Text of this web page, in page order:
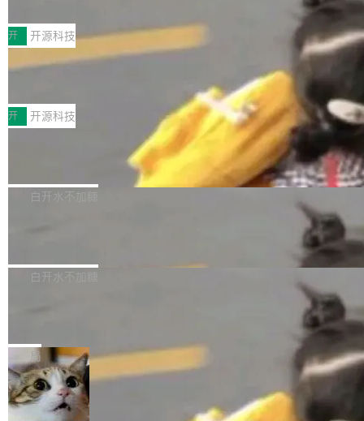
不完。」5T 来自免费额度，3T 来自 Go...
ve JH71XX 的设备，例如 VisionFive 2、PINE
64 STAR64，以及 QEMU。 增强了对 POSIX.1
-2024 和 C23 编程接口标准的兼容性。 compat
_linux(8) 增强了对 Linux 系统调用的支持，包
括 epoll（围绕 kqueue 实现）、POSIX 消息队
列、...
案
享会在上海举办。鸿蒙生态的全场景智慧营销平
台鲸鸿动能协同华为游戏中心，面向游戏行业开
发者及生态伙伴，系统呈现了平台在游戏领域的
完整能力版图——从IAP高价值用户的全周期经
营、到IAA游戏的“买变一体”正循环、再到联运与
广告协同的全链路经营闭环，以及面向全球市场
的出海增长布局。 华为终端云业务商业化销售负
责人在开场致辞中表示，游戏开发者的核心诉求
已不再是“多一个投放渠道”，而是一套能够持续
高质量游戏...
开 开源科技
技嘉X3D系列再添新成员 B850 AORU
面向AMD Ryzen X3D处理器玩家，技嘉X3D系
列主板阵容迎来新成员——B850 AORUS ELITE
X3D。作为面向主流高性能平台打造的全新主板
产品，B850 AORUS ELITE X3D延续技嘉在X3
D平台优化上的技术积累，旨在为游戏玩家带来
更稳定、更高效的装机选择。 B850 AORUS ELI
式2.0，可根据不同使用场景释放处理器潜力，
开 开源科技
Zadig v5.0 发布：AI 发布专员与 AI 审
我们团队这几天最大的卡点不是 AI 写得不够
好，是 AI 写得太好了。 好到审查排期从两天的
过 1528 名开发者，85% 说 AI 把瓶颈从写代码
白开水不加糖
数据库，有一个图形后端。作为一个原生的 Gra
布，具体更新内容包括： feat(zero)：Zero 现
支持 --security superflag（token=...;whitelist
=...），与 Alpha 版本的格式一致，并据此对其
管理 HTTP 端点进行授权。 <blockquote> <p>
白开水不加糖
块钱的玩意儿——一根小竹签，一个竹筒，一头
系着涂了松香的线。甩起来，竹膜震动，发出“哇
——哇”的蝉鸣声。实物越来越难找了，有开发者
把它做成了 Web 玩具，放在 zhuzhiliao.imsai.c
局
30倍效率升级：解锁医学影像数据要素
价值化的真实路径
完成一例腹部CT影像标注，张医生过去需要约1